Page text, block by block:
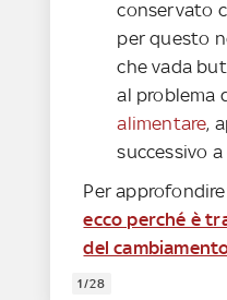
conservato
per questo
che vada
al problema
alimentare,
successivo
Per
ecco perché è
del
1/28